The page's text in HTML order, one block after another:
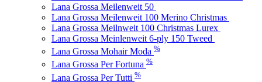
Lana Grossa Meilenweit 50
Lana Grossa Meilenweit 100 Merino Christmas
Lana Grossa Meilnweit 100 Christmas Lurex
Lana Grossa Meinlenweit 6-ply 150 Tweed
Lana Grossa Mohair Moda %
Lana Grossa Per Fortuna %
Lana Grossa Per Tutti %